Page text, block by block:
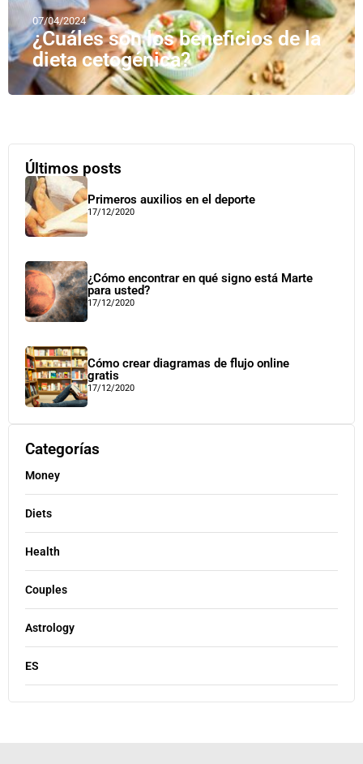
07/04/2024
¿Cuáles son los beneficios de la
dieta cetogénica?
Últimos posts
Primeros auxilios en el deporte
17/12/2020
¿Cómo encontrar en qué signo está Marte
para usted?
17/12/2020
Cómo crear diagramas de flujo online
gratis
17/12/2020
Categorías
Money
Diets
Health
Couples
Astrology
ES